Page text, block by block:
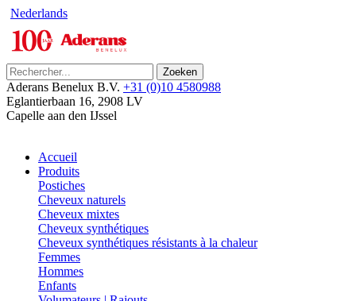
Nederlands
Zoeken
Aderans Benelux B.V. +31 (0)10 4580988
Eglantierbaan 16, 2908 LV
Capelle aan den IJssel
Accueil
Produits
Postiches
Cheveux naturels
Cheveux mixtes
Cheveux synthétiques
Cheveux synthétiques résistants à la chaleur
Femmes
Hommes
Enfants